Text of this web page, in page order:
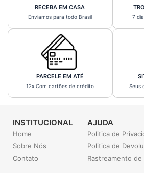
RECEBA EM CASA
Enviamos para todo Brasil 7
PARCELE EM ATÉ
12x Com cartões de crédito Seus
INSTITUCIONAL
Home
Sobre Nós
Contato
AJUDA
Politica de
Politica de
Rastreamento de